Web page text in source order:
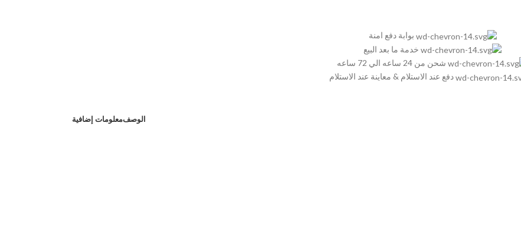
بوابة دفع امنة
خدمة ما بعد البيع
شحن من 24 ساعه الي 72 ساعه
دفع عند الاستلام & معاينة عند الاستلام
الوصفمعلومات إضافية